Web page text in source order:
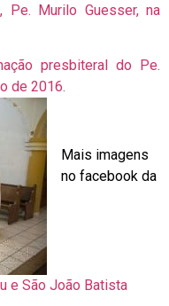
Pe. Murilo Guesser, na
presbiteral do Pe.
de 2016.
Mais imagens
no facebook da
e São João Batista